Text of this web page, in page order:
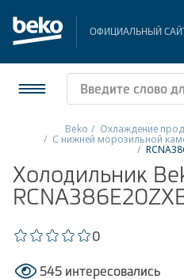
ОФИЦИАЛЬНЫЙ
Стиральные и
Посудомоечные
Плиты
Beko Охлаждение
С нижней морозильной
Холодильник
0
545 интересовались